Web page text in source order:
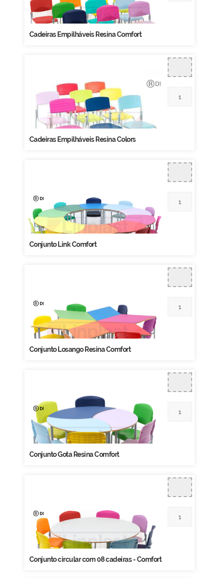
Cadeiras Empilháveis Resina Comfort
Cadeiras Empilháveis Resina Colors
Conjunto Link Comfort
Conjunto Losango Resina Comfort
Conjunto Gota Resina Comfort
Conjunto circular com 08 cadeiras - Comfort